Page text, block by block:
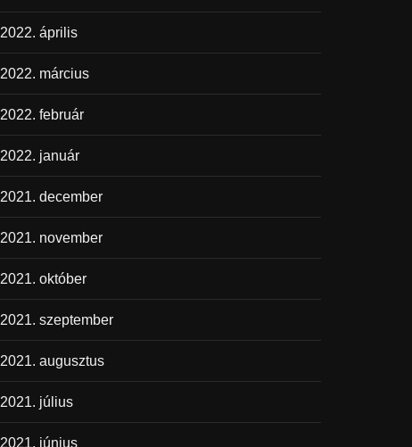
2022. április
2022. március
2022. február
2022. január
2021. december
2021. november
2021. október
2021. szeptember
2021. augusztus
2021. július
2021. június